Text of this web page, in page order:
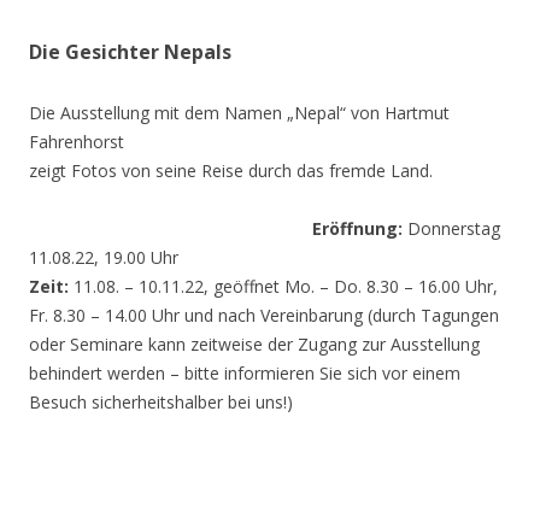
Die Gesichter Nepals
Die Ausstellung mit dem Namen „Nepal“ von Hartmut
Fahrenhorst
zeigt Fotos von seine Reise durch das fremde Land.
Eröffnung: Donnerstag
11.08.22, 19.00 Uhr
Zeit: 11.08. – 10.11.22, geöffnet Mo. – Do. 8.30 – 16.00 Uhr,
Fr. 8.30 – 14.00 Uhr und nach Vereinbarung (durch Tagungen
oder Seminare kann zeitweise der Zugang zur Ausstellung
behindert werden – bitte informieren Sie sich vor einem
Besuch sicherheitshalber bei uns!)